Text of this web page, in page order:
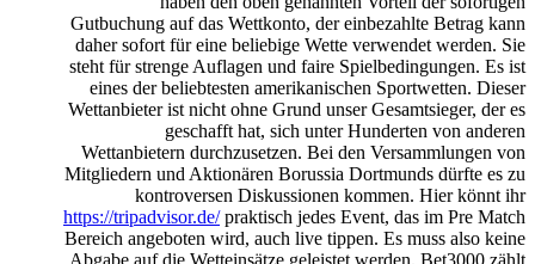
Gutbuchung auf das Wettkonto, der einbezahlte Betrag kann
daher sofort für eine beliebige Wette verwendet werden. Sie
steht für strenge Auflagen und faire Spielbedingungen. Es ist
eines der beliebtesten amerikanischen Sportwetten. Dieser
Wettanbieter ist nicht ohne Grund unser Gesamtsieger, der es
geschafft hat, sich unter Hunderten von anderen
Wettanbietern durchzusetzen. Bei den Versammlungen von
Mitgliedern und Aktionären Borussia Dortmunds dürfte es zu
kontroversen Diskussionen kommen. Hier könnt ihr
https://tripadvisor.de/praktisch jedes Event, das im Pre Match
Bereich angeboten wird, auch live tippen. Es muss also keine
Abgabe auf die Wetteinsätze geleistet werden. Bet3000 zählt